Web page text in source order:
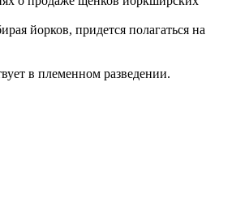
йорков, придется полагаться на
в племенном разведении.